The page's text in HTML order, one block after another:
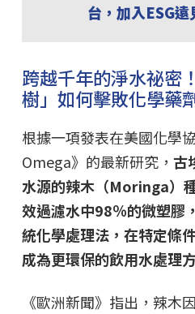
台，加入ESG
跨越千年的淨水祕密
樹」如何擊敗化學藥
根據一項發表在美國化學
Omega》的最新研究， 古
水源的辣木（Moringa）
效過濾水中98％的微塑膠
統化學處理法，在特定條
成為更環保的飲用水處理
《歐洲新聞》指出，辣木